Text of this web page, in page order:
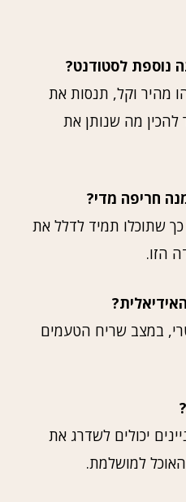
נוספת לסטודנט?
מהיר וקל, תנסות את
מה שנותן את
חריפה מדי?
שתוכלו תמיד לדלל את
הזו.
במצב שריח הטעמים
יכולים לשדרג את
למושלמת.